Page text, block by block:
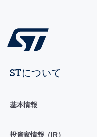
STについて
基本情報
投資家情報（IR）